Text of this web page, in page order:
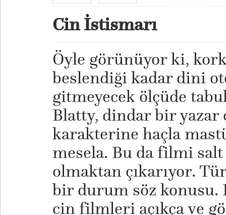
Cin İstismarı
Öyle görünüyor ki,
beslendiği kadar dini
gitmeyecek ölçüde
Blatty, dindar bir yazar
karakterine haçla
mesela. Bu da filmi
olmaktan çıkarıyor.
bir durum söz konusu.
cin filmleri açıkça ve